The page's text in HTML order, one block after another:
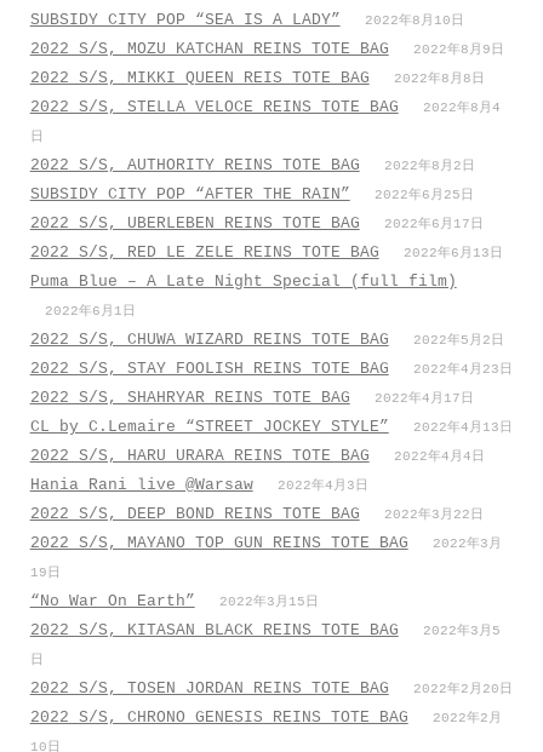
SUBSIDY CITY POP “SEA IS A LADY” 2022年8月10日
2022 S/S, MOZU KATCHAN REINS TOTE BAG 2022年8月9日
2022 S/S, MIKKI QUEEN REIS TOTE BAG 2022年8月8日
2022 S/S, STELLA VELOCE REINS TOTE BAG
2022年8月4
日
2022 S/S, AUTHORITY REINS TOTE BAG 2022年8月2日
SUBSIDY CITY POP “AFTER THE RAIN” 2022年6月25日
2022 S/S, UBERLEBEN REINS TOTE BAG 2022年6月17日
2022 S/S, RED LE ZELE REINS TOTE BAG 2022年6月13日
Puma Blue – A Late Night Special (full film)
2022年6月1日
2022 S/S, CHUWA WIZARD REINS TOTE BAG 2022年5月2日
2022 S/S, STAY FOOLISH REINS TOTE BAG 2022年4月23日
2022 S/S, SHAHRYAR REINS TOTE BAG 2022年4月17日
CL by C.Lemaire “STREET JOCKEY STYLE” 2022年4月13日
2022 S/S, HARU URARA REINS TOTE BAG 2022年4月4日
Hania Rani live @Warsaw 2022年4月3日
2022 S/S, DEEP BOND REINS TOTE BAG 2022年3月22日
2022 S/S, MAYANO TOP GUN REINS TOTE BAG
2022年3月
19日
“No War On Earth” 2022年3月15日
2022 S/S, KITASAN BLACK REINS TOTE BAG
2022年3月5
日
2022 S/S, TOSEN JORDAN REINS TOTE BAG 2022年2月20日
2022 S/S, CHRONO GENESIS REINS TOTE BAG
2022年2月
10日